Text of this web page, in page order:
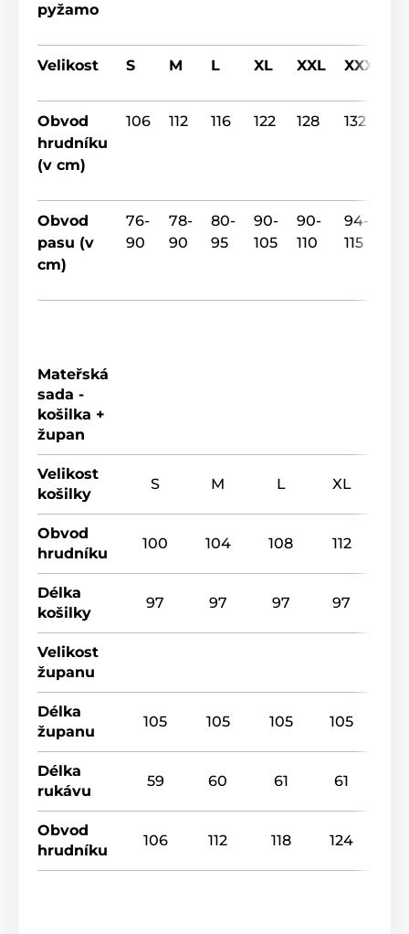
pyžamo
Velikost S M L XL XXL XXXL
Obvod
hrudníku
(v cm)
106 112 116 122 128 132
Obvod
pasu (v
cm)
76-
90
78-
90
80-
95
90-
105
90-
110
94-
115
Mateřská
sada -
košilka +
župan
Velikost
košilky
S M L XL
Obvod
hrudníku
100 104 108 112
Délka
košilky
97 97 97 97
Velikost
županu
Délka
županu
105 105 105 105
Délka
rukávu
59 60 61 61
Obvod
hrudníku
106 112 118 124